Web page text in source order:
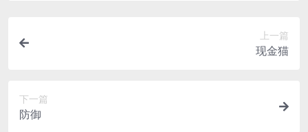
上一篇
现金猫
下一篇
防御